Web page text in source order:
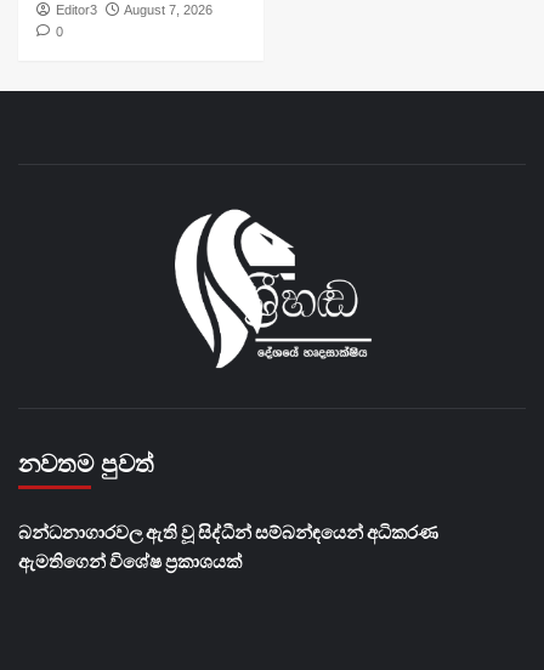
Editor3
August 7, 2026
0
නවතම පුවත්
බන්ධනාගාරවල ඇති වූ සිද්ධීන් සම්බන්ඳයෙන් අධිකරණ
ඇමතිගෙන් විශේෂ ප්‍රකාශයක්